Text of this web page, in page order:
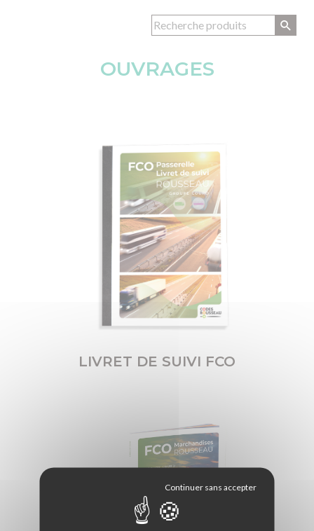
OUVRAGES
LIVRET DE SUIVI FCO